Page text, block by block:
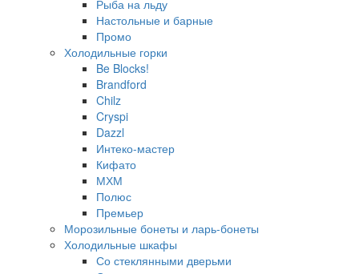
Рыба на льду
Настольные и барные
Промо
Холодильные горки
Be Blocks!
Brandford
Chilz
Cryspi
Dazzl
Интеко-мастер
Кифато
МХМ
Полюс
Премьер
Морозильные бонеты и ларь-бонеты
Холодильные шкафы
Со стеклянными дверьми